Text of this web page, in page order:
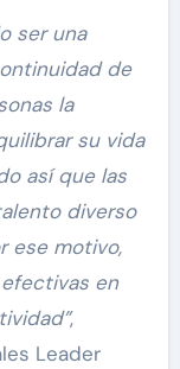
ser una
de
la
su vida
así que las
diverso
ese motivo,
en
,
Leader